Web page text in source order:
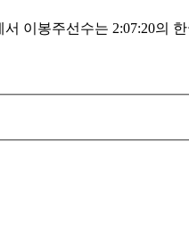
이봉주선수는 2:07:20의